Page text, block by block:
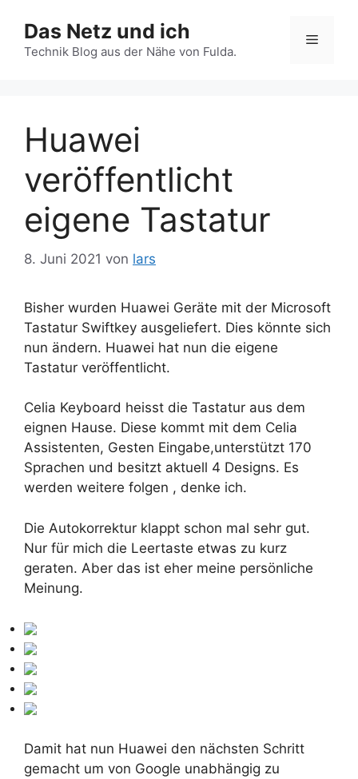
Inhalt
springen
Das Netz und ich
Technik Blog aus der Nähe von Fulda.
Menü
Huawei
veröffentlicht
eigene Tastatur
8. Juni 2021 von lars
Bisher wurden Huawei Geräte mit der Microsoft
Tastatur Swiftkey ausgeliefert. Dies könnte sich
nun ändern. Huawei hat nun die eigene
Tastatur veröffentlicht.
Celia Keyboard heisst die Tastatur aus dem
eignen Hause. Diese kommt mit dem Celia
Assistenten, Gesten Eingabe,unterstützt 170
Sprachen und besitzt aktuell 4 Designs. Es
werden weitere folgen , denke ich.
Die Autokorrektur klappt schon mal sehr gut.
Nur für mich die Leertaste etwas zu kurz
geraten. Aber das ist eher meine persönliche
Meinung.
Damit hat nun Huawei den nächsten Schritt
gemacht um von Google unabhängig zu